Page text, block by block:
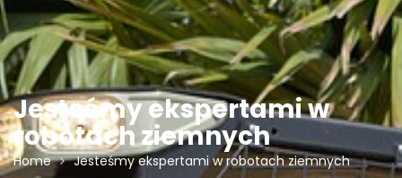
Jesteśmy ekspertami w
robotach ziemnych
Home Jesteśmy ekspertami w robotach ziemnych